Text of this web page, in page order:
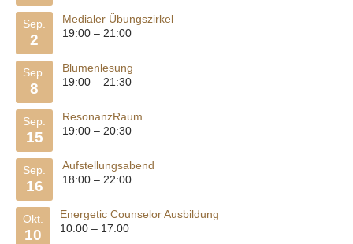
Sep.
2
Medialer Übungszirkel
19:00 – 21:00
Sep.
8
Blumenlesung
19:00 – 21:30
Sep.
15
ResonanzRaum
19:00 – 20:30
Sep.
16
Aufstellungsabend
18:00 – 22:00
Okt.
10
Energetic Counselor Ausbildung
10:00 – 17:00